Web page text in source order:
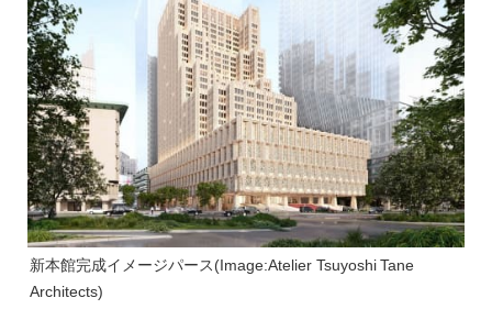
新本館完成イメージパース(Image:Atelier Tsuyoshi Tane
Architects)